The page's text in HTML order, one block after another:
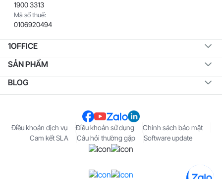
1900 3313
Mã số thuế:
0106920494
1OFFICE
SẢN PHẨM
BLOG
Điều khoản dịch vụ Điều khoản sử dụng
Chính sách bảo mật
Cam kết SLA
Câu hỏi thường gặp Software update